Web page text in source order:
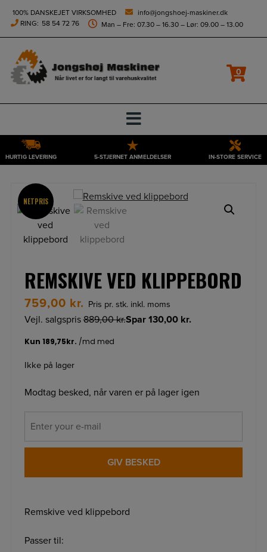
height="0" width="0" style="display:none;visibility:hidden">
Hop
indholdet
100% DANSKEJET VIRKSOMHED
info@jongshoej-maskiner.dk
RING: 58 54 72 76 Man – Fre: 07.30 – 16.30 – Lør: 09.00 – 13.00
0
HURTIG LEVERING 5-STJERNET ANMELDELSER IN-STORE SERVICE
NETPRIS
REMSKIVE VED KLIPPEBORD
759,00 kr. Pris pr. stk. inkl. moms
Vejl. salgspris889,00kr.Spar 130,00 kr.
Ikke på lager
Modtag besked, når varen er på lager igen
GIV BESKED
Remskive ved klippebord
Passer til: